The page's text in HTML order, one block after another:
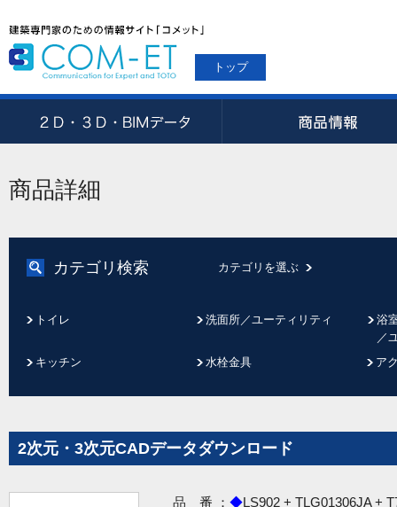
トップ
商品詳細
カテゴリ検索 カテゴリを選ぶ
トイレ 洗面所／ユーティリティ
浴
／
キッチン
水栓金具 ア
2次元・3次元CADデータダウンロード
品 番 ： ◆LS902 + TLG01306JA +